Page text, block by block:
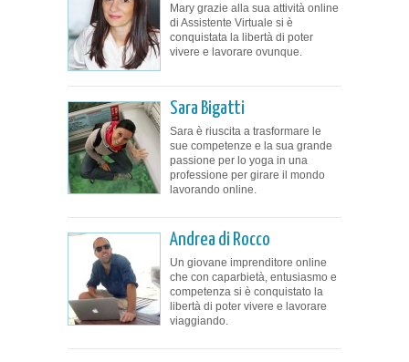
Mary grazie alla sua attività online
di Assistente Virtuale si è
conquistata la libertà di poter
vivere e lavorare ovunque.
Sara Bigatti
Sara è riuscita a trasformare le
sue competenze e la sua grande
passione per lo yoga in una
professione per girare il mondo
lavorando online.
Andrea di Rocco
Un giovane imprenditore online
che con caparbietà, entusiasmo e
competenza si è conquistato la
libertà di poter vivere e lavorare
viaggiando.